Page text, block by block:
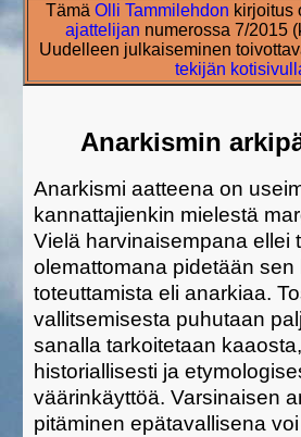
Tämä Olli Tammilehdon kirjoitus
ajattelijan numerossa 7/2015
Uudelleen julkaiseminen
tekijän
Anarkismin
Anarkismi aatteena on
kannattajienkin mielestä
Vielä harvinaisempana ellei
olemattomana pidetään sen
toteuttamista eli anarkiaa.
vallitsemisesta puhutaan
sanalla tarkoitetaan
historiallisesti ja
väärinkäyttöä. Varsinaisen
pitäminen epätavallisena